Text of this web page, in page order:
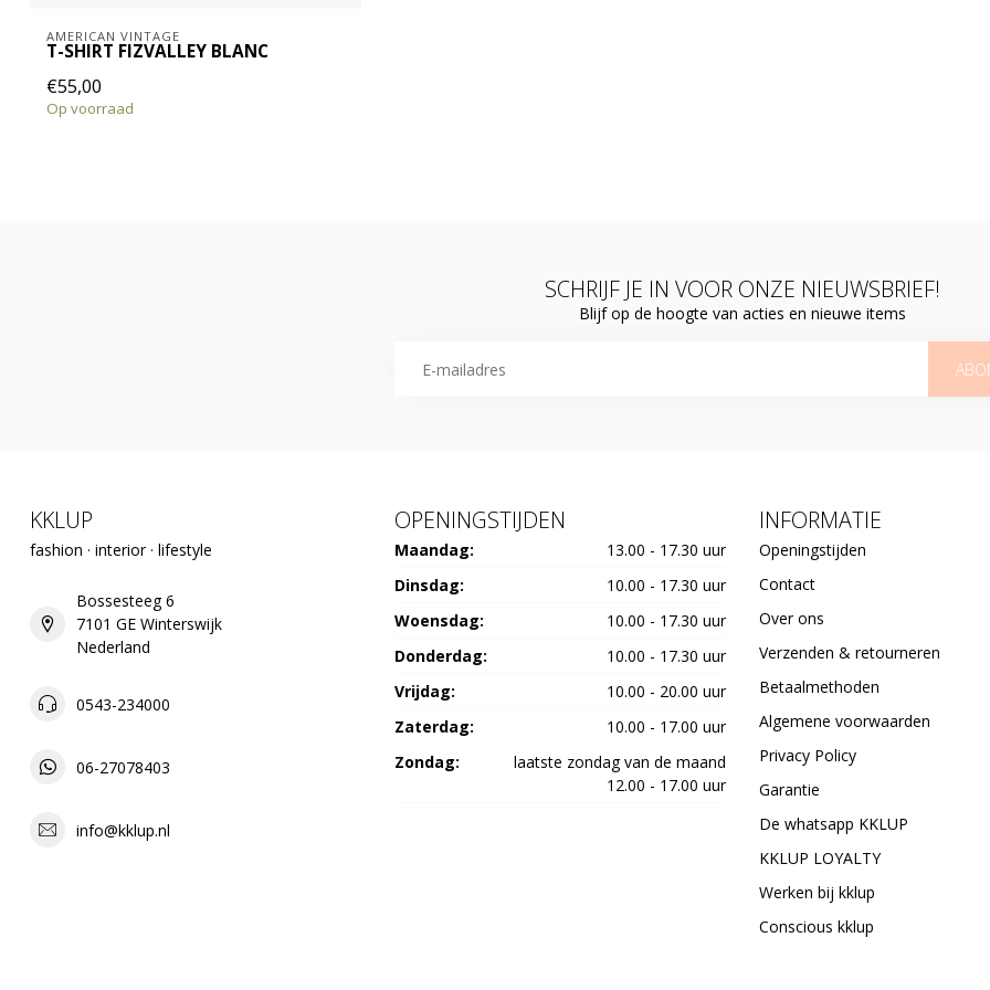
AMERICAN VINTAGE
T-SHIRT FIZVALLEY BLANC
€55,00
Op voorraad
SCHRIJF JE IN VOOR ONZE NIEUWSBRIEF!
Blijf op de hoogte van acties en nieuwe items
KKLUP
fashion · interior · lifestyle
Bossesteeg 6
7101 GE Winterswijk
Nederland
0543-234000
06-27078403
info@kklup.nl
OPENINGSTIJDEN
Maandag:
13.00 - 17.30 uur
Dinsdag:
10.00 - 17.30 uur
Woensdag:
10.00 - 17.30 uur
Donderdag:
10.00 - 17.30 uur
Vrijdag:
10.00 - 20.00 uur
Zaterdag:
10.00 - 17.00 uur
Zondag:
laatste zondag van de maand
12.00 - 17.00 uur
INFORMATIE
Openingstijden
Contact
Over ons
Verzenden & retourneren
Betaalmethoden
Algemene voorwaarden
Privacy Policy
Garantie
De whatsapp KKLUP
KKLUP LOYALTY
Werken bij kklup
Conscious kklup